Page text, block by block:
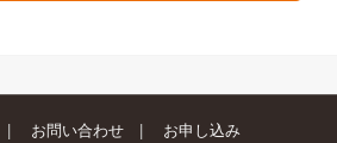
お問い合わせ お申し込み